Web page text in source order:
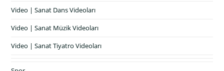
Video | Sanat Dans Videoları
Video | Sanat Müzik Videoları
Video | Sanat Tiyatro Videoları